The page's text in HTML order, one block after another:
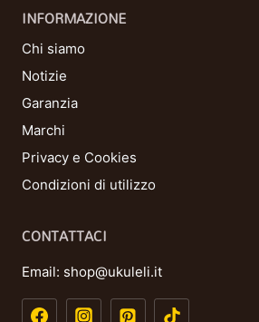
INFORMAZIONE
Chi siamo
Notizie
Garanzia
Marchi
Privacy e Cookies
Condizioni di utilizzo
CONTATTACI
Email: shop@ukuleli.it